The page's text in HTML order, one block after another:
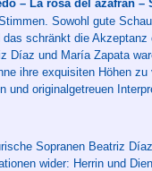
– La rosa del azafrán –
Sowohl gute
schränkt die
Díaz und María Zapata
ihre exquisiten Höhen
und originalgetreuen
Sopranen Beatriz
wider: Herrin und